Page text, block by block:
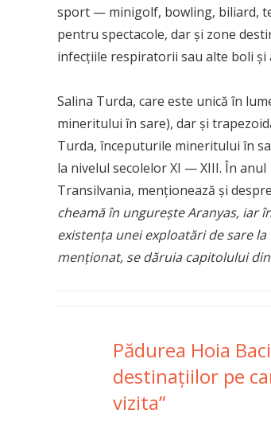
sport — minigolf, bowling, biliard,
pentru spectacole, dar și zone
infecțiile respiratorii sau alte boli și
Salina Turda, care este unică în
mineritului în sare), dar și
Turda, începuturile mineritului în
la nivelul secolelor XI — XIII. În
Transilvania, menționează și
cheamă în ungurește Aranyas, iar
existența unei exploatări de sare
menționat, se dăruia capitolului
Pădurea Hoia
destinaţiilor pe
vizita”